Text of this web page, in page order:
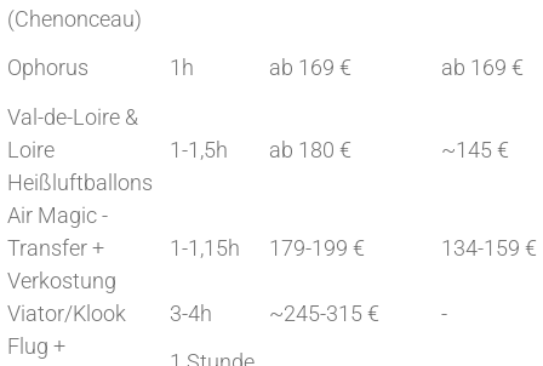
(Chenonceau)
Ophorus 1h ab 169 €
ab 169 €
Val-de-Loire &
Loire
Heißluftballons
1-1,5h ab 180 € ~145 €
Air Magic -
Transfer +
Verkostung
1-1,15h 179-199 € 134-159 €
Viator/Klook 3-4h ~245-315 €
-
Flug +